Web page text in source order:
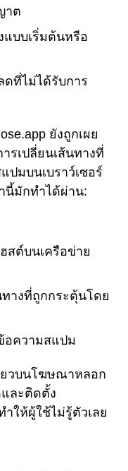
าต
แบบเริ่มต้นหรือ
ดที่ไม่ได้รับการ
ยังถูกเผย
รเปลี่ยนเส้นทางที่
ปมบนเบราว์เซอร์
นี้มักทำได้ผ่าน:
สต์บนเครือข่าย
างที่ถูกกระตุ้นโดย
อความสแปม
ยวบนโฆษณาหลอก
ละติดตั้ง
ำให้ผู้ใช้ไม่รู้ตัวเลย